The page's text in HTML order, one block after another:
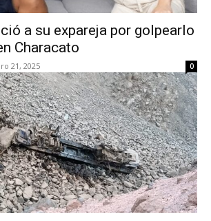
a su expareja por golpearlo
Characato
21, 2025 0